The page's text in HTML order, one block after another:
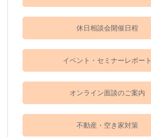
休日相談会開催日程
イベント・セミナーレポート
オンライン面談のご案内
不動産・空き家対策